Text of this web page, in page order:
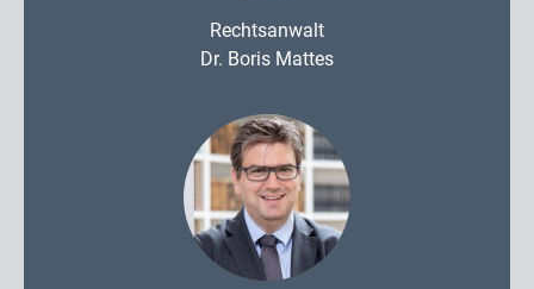
Rechtsanwalt
Dr. Boris Mattes